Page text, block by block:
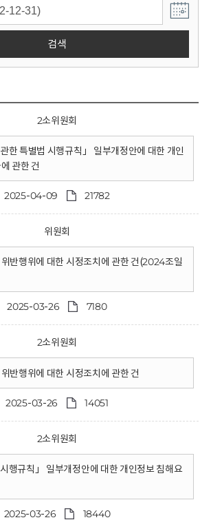
검색
2소위원회
한 특별법 시행규칙」 일부개정안에 대한 개인
관한 건
2025-04-09 21782
위원회
반행위에 대한 시정조치에 관한 건(2024조일
2025-03-26 7180
2소위원회
반행위에 대한 시정조치에 관한 건
2025-03-26 14051
2소위원회
시행규칙」 일부개정안에 대한 개인정보 침해요
2025-03-26 18440